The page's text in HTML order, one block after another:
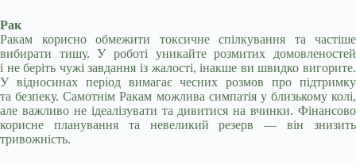
Рак
Ракам корисно обмежити токсичне спілкування та частіше
вибирати тишу. У роботі уникайте розмитих домовленостей
і не беріть чужі завдання із жалості, інакше ви швидко вигорите.
У відносинах період вимагає чесних розмов про підтримку
та безпеку. Самотнім Ракам можлива симпатія у близькому колі,
але важливо не ідеалізувати та дивитися на вчинки. Фінансово
корисне планування та невеликий резерв — він знизить
тривожність.